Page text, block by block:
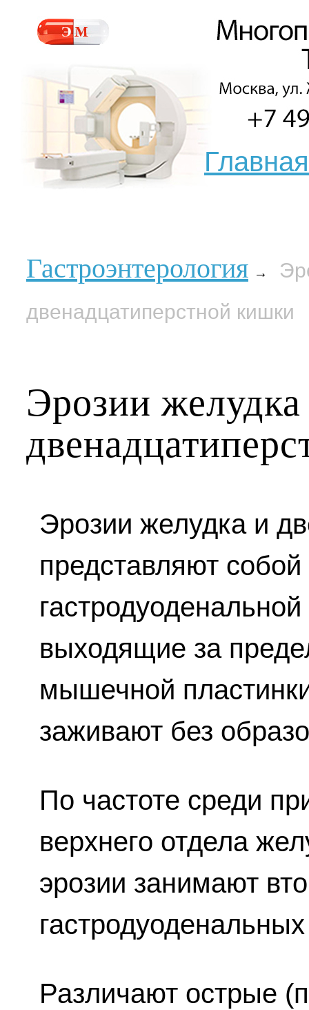
Главная
Гастроэнтерология →
двенадцатиперстной кишки
Эрозии
Эрозии желудка и
представляют
выходящие за
мышечной
заживают без
По частоте среди
верхнего отдела
эрозии занимают
Различают острые